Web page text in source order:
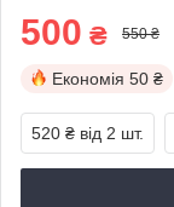
500 ₴ 550 ₴
Економія 50 ₴
520 ₴ від 2 шт.